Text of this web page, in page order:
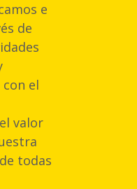
e
de
el
valor
todas